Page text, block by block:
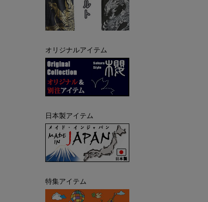
オリジナルアイテム
日本製アイテム
特集アイテム